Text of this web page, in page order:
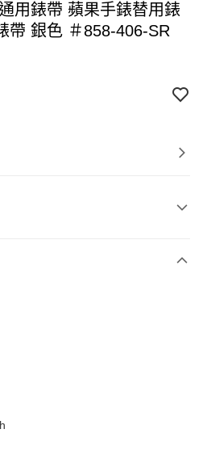
用錶帶 蘋果手錶替用錶
帶 銀色 ＃858-406-SR